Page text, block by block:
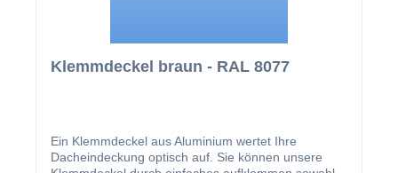
Klemmdeckel braun - RAL 8077
Ein Klemmdeckel aus Aluminium wertet Ihre
Dacheindeckung optisch auf. Sie können unsere